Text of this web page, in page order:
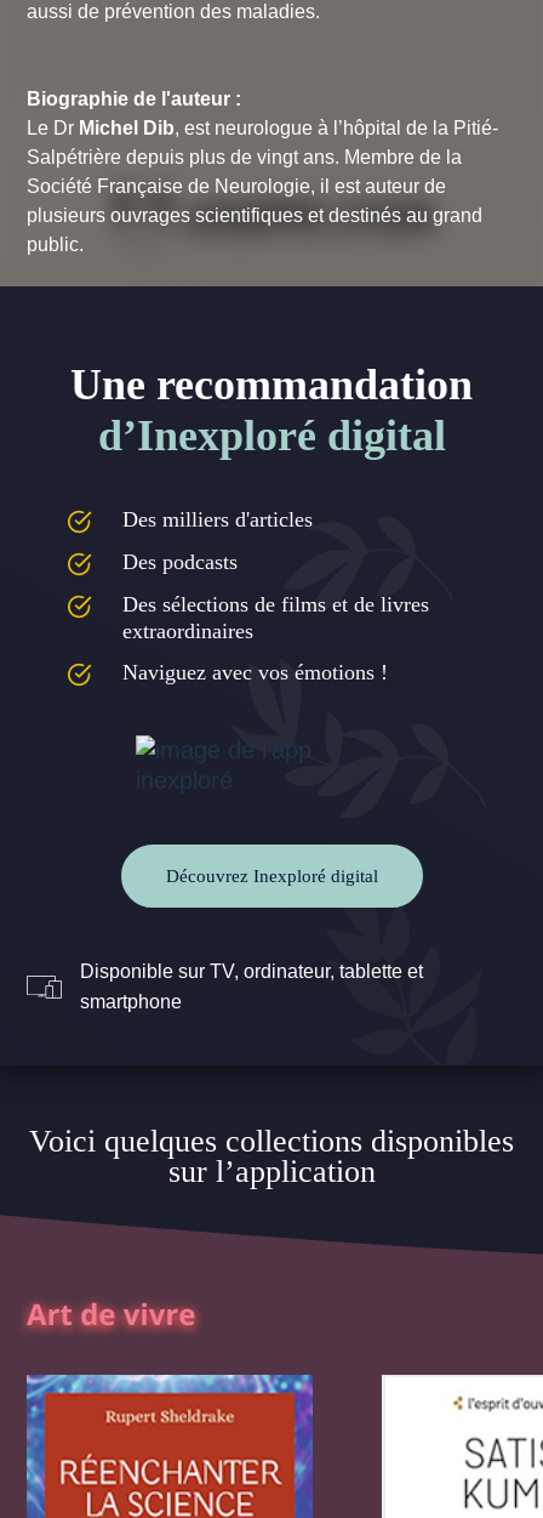
aussi de prévention des maladies.
Biographie de l'auteur :
Le Dr Michel Dib, est neurologue à l’hôpital de la Pitié-
Salpétrière depuis plus de vingt ans. Membre de la
Société Française de Neurologie, il est auteur de
plusieurs ouvrages scientifiques et destinés au grand
public.
Une recommandation
d’Inexploré digital
Des milliers d'articles
Des podcasts
Des sélections de films et de livres
extraordinaires
Naviguez avec vos émotions !
Découvrez Inexploré digital
Disponible sur TV, ordinateur, tablette et
smartphone
Voici quelques collections disponibles
sur l’application